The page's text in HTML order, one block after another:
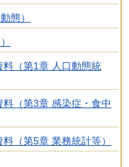
態）
（第1章 人口動態統
（第3章 感染症・食中
（第5章 業務統計等）